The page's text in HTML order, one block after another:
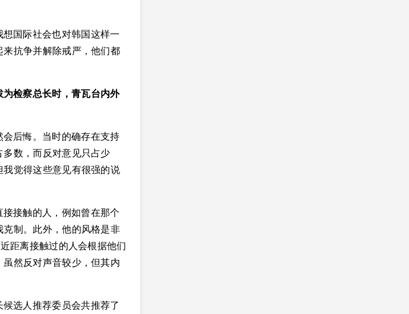
国际社会也对韩国这样一
抗争并解除戒严，他们都
检察总长时，青瓦台内外
后悔。当时的确存在支持
数，而反对意见只占少
觉得这些意见有很强的说
接触的人，例如曾在那个
制。此外，他的风格是非
距离接触过的人会根据他们
然反对声音较少，但其内
选人推荐委员会共推荐了